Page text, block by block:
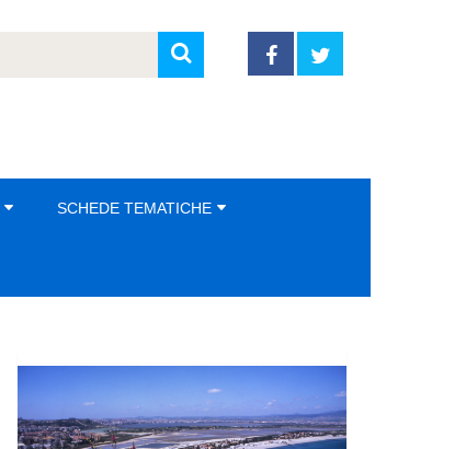
SCHEDE TEMATICHE